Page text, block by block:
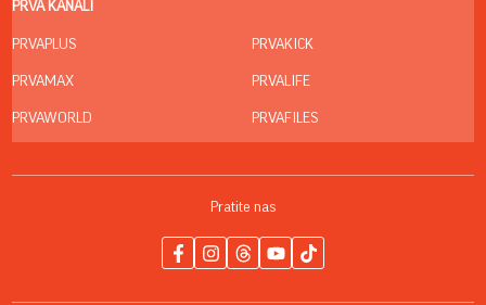
PRVA KANALI
PRVAPLUS
PRVAMAX
PRVAWORLD
PRVAKICK
PRVALIFE
PRVAFILES
Pratite nas